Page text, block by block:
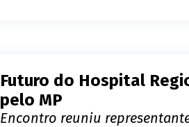
Futuro do Hospital
pelo MP
Encontro reuniu